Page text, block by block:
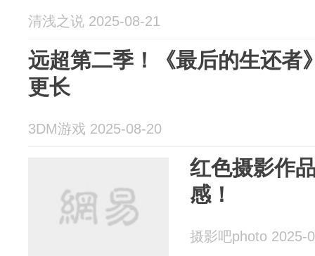
清浅之说 2025-08-21
远超第二季！《最后的生还者
更长
3DM游戏 2025-08-20
红色摄影作
感！
摄影吧photo 2025-